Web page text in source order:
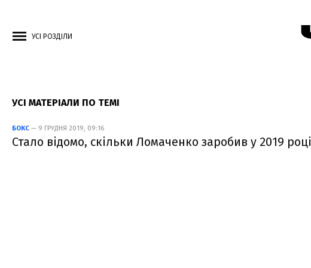
УСІ РОЗДІЛИ
УСІ МАТЕРІАЛИ ПО ТЕМІ
БОКС — 9 ГРУДНЯ 2019, 09:16
Стало відомо, скільки Ломаченко заробив у 2019 році